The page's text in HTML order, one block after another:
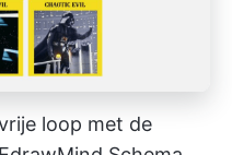
loop met de